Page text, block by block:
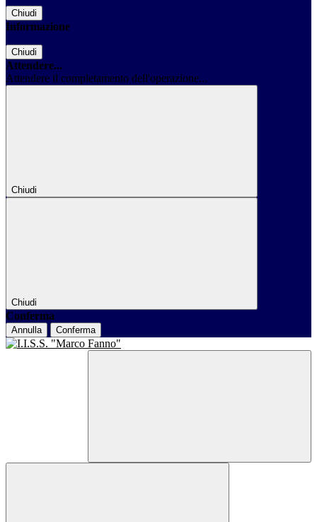
Chiudi
Informazione
Chiudi
Attendere...
Attendere il completamento dell'operazione...
Chiudi
Chiudi
Conferma
Annulla Conferma